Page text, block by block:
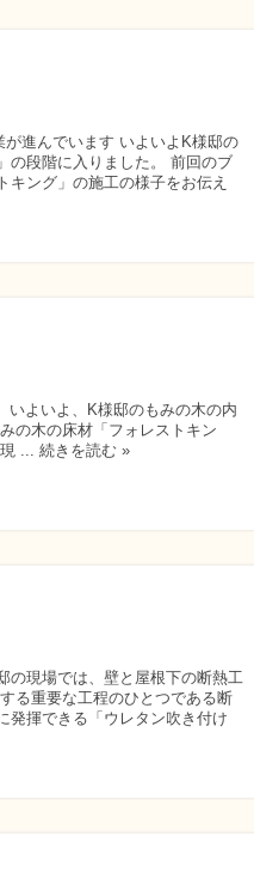
が進んでいます いよいよK様邸の
の段階に入りました。 前回のブ
キング」の施工の様子をお伝え
よいよ、K様邸のもみの木の内
の木の床材「フォレストキン
... 続きを読む »
の現場では、壁と屋根下の断熱工
る重要な工程のひとつである断
発揮できる「ウレタン吹き付け